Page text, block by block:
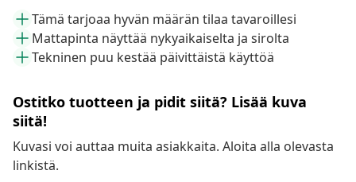
Tämä tarjoaa hyvän määrän tilaa tavaroillesi
Mattapinta näyttää nykyaikaiselta ja sirolta
Tekninen puu kestää päivittäistä käyttöä
Ostitko tuotteen ja pidit siitä? Lisää kuva
siitä!
Kuvasi voi auttaa muita asiakkaita. Aloita alla olevasta
linkistä.